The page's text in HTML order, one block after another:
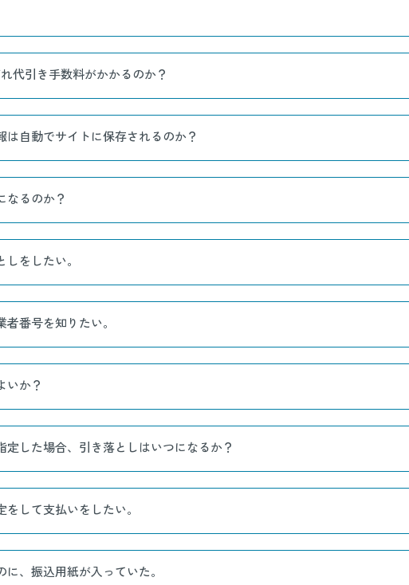
代引き手数料がかかるのか？
自動でサイトに保存されるのか？
なるのか？
をしたい。
番号を知りたい。
いか？
した場合、引き落としはいつになるか？
して支払いをしたい。
、振込用紙が入っていた。